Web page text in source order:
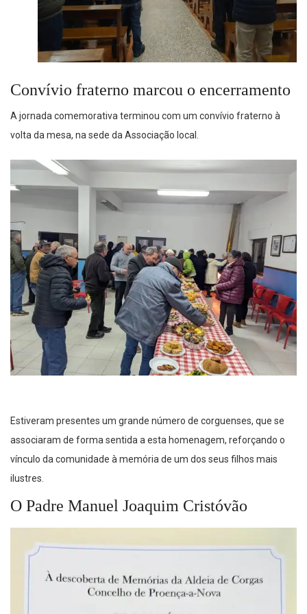
Convívio fraterno marcou o encerramento
A jornada comemorativa terminou com um convívio fraterno à
volta da mesa, na sede da Associação local.
Estiveram presentes um grande número de corguenses, que se
associaram de forma sentida a esta homenagem, reforçando o
vínculo da comunidade à memória de um dos seus filhos mais
ilustres.
O Padre Manuel Joaquim Cristóvão